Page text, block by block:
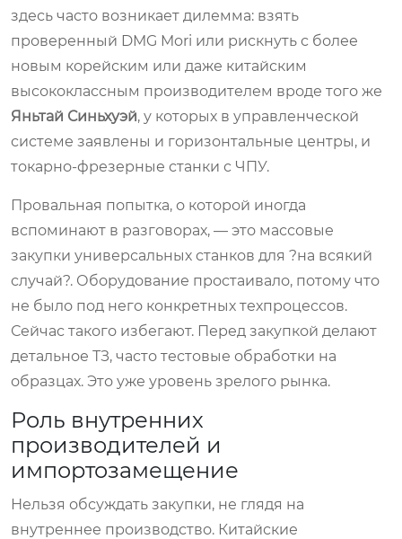
здесь часто возникает дилемма: взять
проверенный DMG Mori или рискнуть с более
новым корейским или даже китайским
высококлассным производителем вроде того же
Яньтай Синьхуэй, у которых в управленческой
системе заявлены и горизонтальные центры, и
токарно-фрезерные станки с ЧПУ.
Провальная попытка, о которой иногда
вспоминают в разговорах, — это массовые
закупки универсальных станков для ?на всякий
случай?. Оборудование простаивало, потому что
не было под него конкретных техпроцессов.
Сейчас такого избегают. Перед закупкой делают
детальное ТЗ, часто тестовые обработки на
образцах. Это уже уровень зрелого рынка.
Роль внутренних
производителей и
импортозамещение
Нельзя обсуждать закупки, не глядя на
внутреннее производство. Китайские